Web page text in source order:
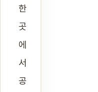
한
곳
에
서
공